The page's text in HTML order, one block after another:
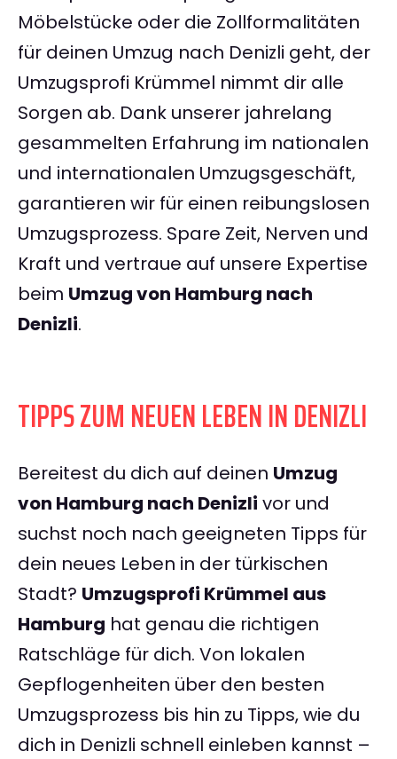
Möbelstücke oder die Zollformalitäten
für deinen Umzug nach Denizli geht, der
Umzugsprofi Krümmel nimmt dir alle
Sorgen ab. Dank unserer jahrelang
gesammelten Erfahrung im nationalen
und internationalen Umzugsgeschäft,
garantieren wir für einen reibungslosen
Umzugsprozess. Spare Zeit, Nerven und
Kraft und vertraue auf unsere Expertise
beim Umzug von Hamburg nach
Denizli.
TIPPS ZUM NEUEN LEBEN IN DENIZLI
Bereitest du dich auf deinen Umzug
von Hamburg nach Denizli vor und
suchst noch nach geeigneten Tipps für
dein neues Leben in der türkischen
Stadt? Umzugsprofi Krümmel aus
Hamburg hat genau die richtigen
Ratschläge für dich. Von lokalen
Gepflogenheiten über den besten
Umzugsprozess bis hin zu Tipps, wie du
dich in Denizli schnell einleben kannst –